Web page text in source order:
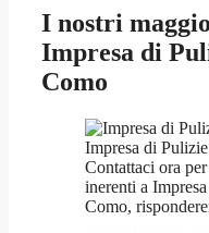
I nostri
Impresa di
Como